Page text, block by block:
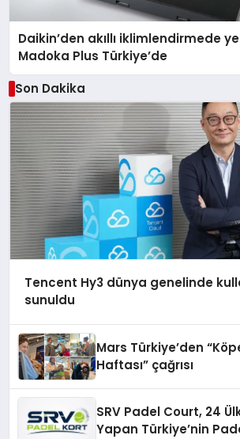
Daikin’den akıllı iklimlendirmede
Madoka Plus Türkiye’de
Son Dakika
Tencent Hy3 dünya genelinde
sunuldu
Mars Türkiye’den
Haftası” çağrısı
SRV Padel Court, 24
Yapan Türkiye’nin